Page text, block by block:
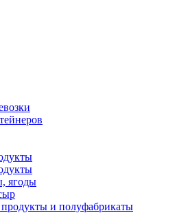
ягоды
и полуфабрикаты